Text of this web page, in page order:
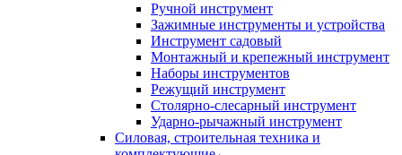
Ручной инструмент
Зажимные инструменты и устройства
Инструмент садовый
Монтажный и крепежный инструмент
Наборы инструментов
Режущий инструмент
Столярно-слесарный инструмент
Ударно-рычажный инструмент
Силовая, строительная техника и